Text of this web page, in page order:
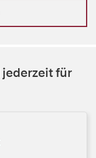
jederzeit für